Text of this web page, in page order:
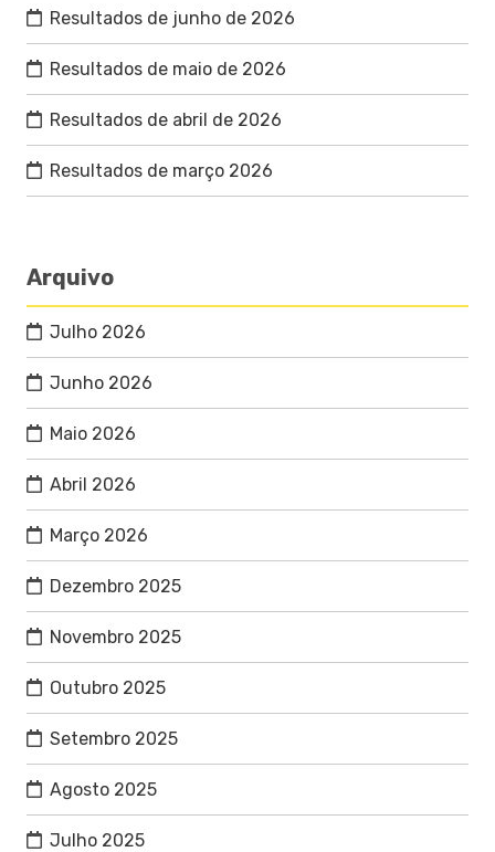
Resultados de junho de 2026
Resultados de maio de 2026
Resultados de abril de 2026
Resultados de março 2026
Arquivo
Julho 2026
Junho 2026
Maio 2026
Abril 2026
Março 2026
Dezembro 2025
Novembro 2025
Outubro 2025
Setembro 2025
Agosto 2025
Julho 2025